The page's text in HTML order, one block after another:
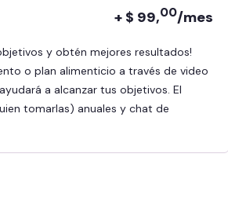
+ $ 99,00/mes
o plan alimenticio a través de video
a alcanzar tus objetivos. El
tomarlas) anuales y chat de